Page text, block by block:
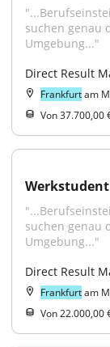
suchen genau
Umgebung..."
Direct Result
Frankfurtam
Von 37.700,00
suchen genau
Umgebung..."
Direct Result
Frankfurtam
Von 22.000,00